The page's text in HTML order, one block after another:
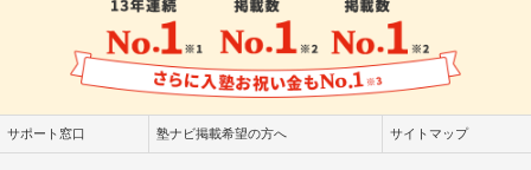
サポート窓口 塾ナビ掲載希望の方へ サイトマップ